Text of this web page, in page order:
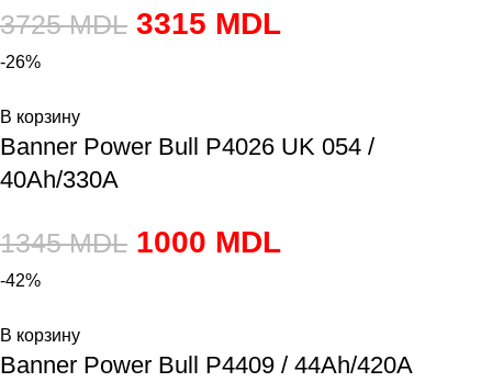
3725MDL 3315 MDL
-26%
В корзину
Banner Power Bull P4026 UK 054 /
40Ah/330A
1345MDL 1000 MDL
-42%
В корзину
Banner Power Bull P4409 / 44Ah/420A